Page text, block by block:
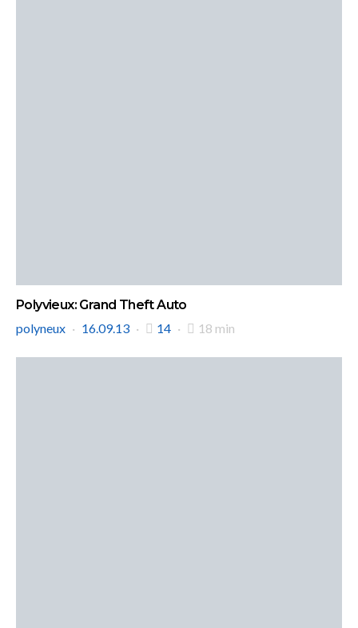
Polyvieux: Grand Theft Auto
polyneux
16.09.13 14 18 min